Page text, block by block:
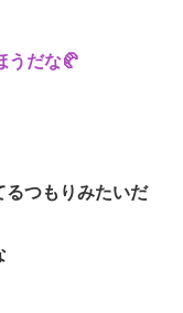
うだな🥐
るつもりみたいだ